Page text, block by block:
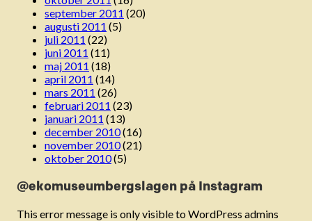
september 2011 (20)
augusti 2011 (5)
juli 2011 (22)
juni 2011 (11)
maj 2011 (18)
april 2011 (14)
mars 2011 (26)
februari 2011 (23)
januari 2011 (13)
december 2010(16)
november 2010(21)
oktober 2010(5)
@ekomuseumbergslagen på Instagram
This error message is only visible to WordPress admins